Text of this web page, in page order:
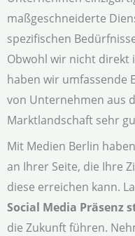
maßgeschneiderte
spezifischen
Obwohl wir nicht direkt
haben wir umfassende
von Unternehmen aus
Marktlandschaft sehr
Mit Medien Berlin
an Ihrer Seite, die Ihre
diese erreichen kann.
Social Media Präsenz
die Zukunft führen.